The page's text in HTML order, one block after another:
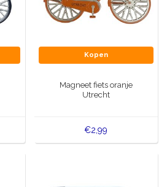
Kopen
Magneet fiets oranje
Utrecht
€2,99